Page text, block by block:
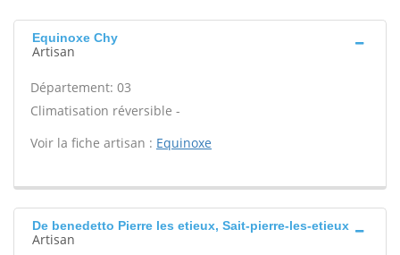
Equinoxe Chy
Artisan
Département: 03
Climatisation réversible -
Voir la fiche artisan : Equinoxe
De benedetto Pierre les etieux, Sait-pierre-les-etieux
Artisan